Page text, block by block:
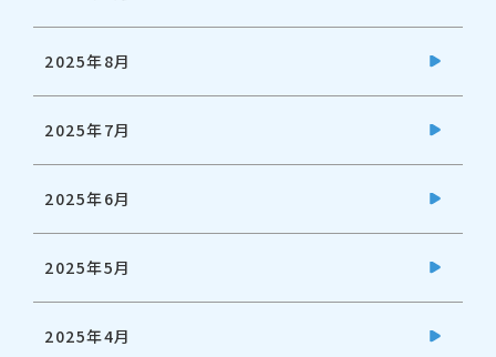
2025年8月
2025年7月
2025年6月
2025年5月
2025年4月